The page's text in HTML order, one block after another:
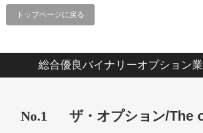
トップページに戻る
総合優良バイナリーオプション
No.1 ザ・オプション/The